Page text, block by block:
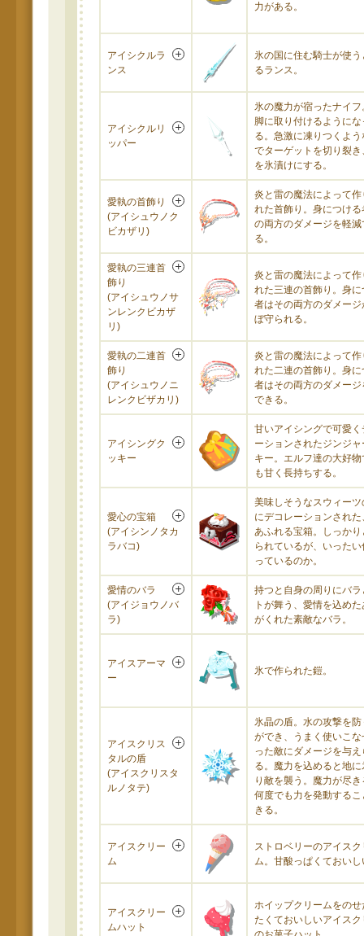
力がある。
アイシクルラ
ンス
氷の国に住む騎士が使う
るランス。
アイシクルリ
ッパー
氷の魔力が宿ったナイフ
脚に取り付けるように
る。急激に凍りつくよう
でターゲットを切り裂き
を氷漬けにする。
愛執の首飾り
(アイシュウノク
ビカザリ)
炎と雷の魔法によって作
れた首飾り。身につける
の両方のダメージを軽減
る。
愛執の三連首
飾り
(アイシュウノサ
ンレンクビカザ
リ)
炎と雷の魔法によって作
れた三連の首飾り。身に
者はその両方のダメージ
ぼ守られる。
愛執の二連首
飾り
(アイシュウノニ
レンクビザカリ)
炎と雷の魔法によって作
れた二連の首飾り。身に
者はその両方のダメージ
できる。
アイシングク
ッキー
甘いアイシングで可愛く
ーションされたジンジャ
キー。エルフ達の大好物
も甘く長持ちする。
愛心の宝箱
(アイシンノタカ
ラバコ)
美味しそうなスウィーツ
にデコレーションされた
あふれる宝箱。しっかり
られているが、いった
っているのか。
愛情のバラ
(アイジョウノバ
ラ)
持つと自身の周りにバラ
トが舞う、愛情を込め
がくれた素敵なバラ。
アイスアーマ
ー
氷で作られた鎧。
アイスクリス
タルの盾
(アイスクリスタ
ルノタテ)
氷晶の盾。水の攻撃を防
ができ、うまく使いこな
った敵にダメージを与え
る。魔力を込めると地に
り敵を襲う。魔力が尽
何度でも力を発動するこ
きる。
アイスクリー
ム
ストロベリーのアイスク
ム。甘酸っぱくておいし
アイスクリー
ムハット
ホイップクリームをのせ
たくておいしいアイスク